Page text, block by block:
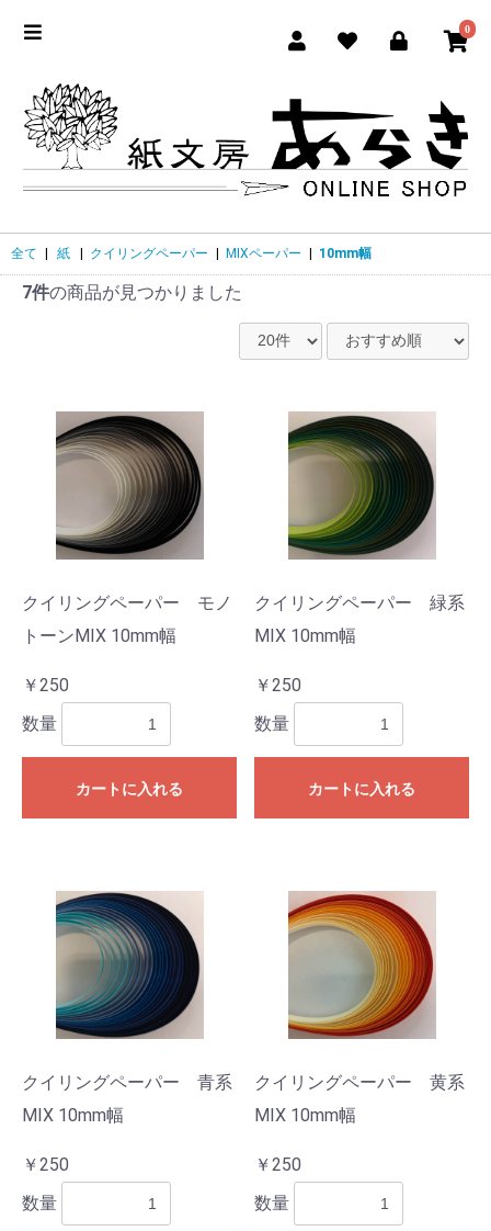
0
全て | 紙 | クイリングペーパー | MIXペーパー | 10mm幅
7件の商品が見つかりました
クイリングペーパー モノ
トーンMIX 10mm幅
￥250
数量
カートに入れる
クイリングペーパー 緑系
MIX 10mm幅
￥250
数量
カートに入れる
クイリングペーパー 青系
MIX 10mm幅
￥250
数量
クイリングペーパー 黄系
MIX 10mm幅
￥250
数量